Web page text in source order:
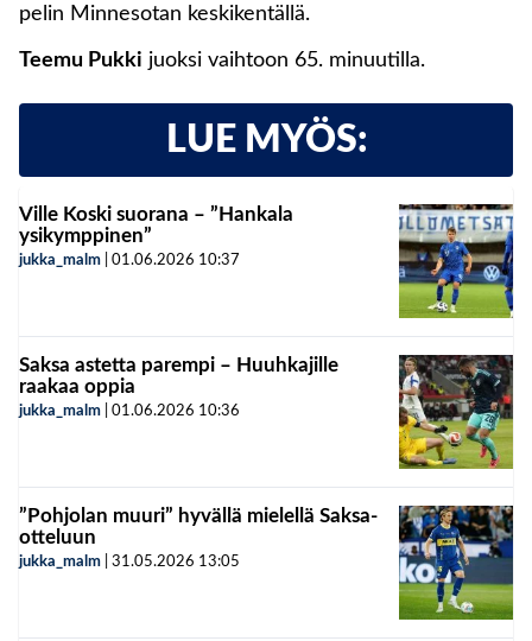
pelin Minnesotan keskikentällä.
Teemu Pukki juoksi vaihtoon 65. minuutilla.
LUE MYÖS:
Ville Koski suorana – ”Hankala
ysikymppinen”
jukka_malm 01.06.2026 10:37
Saksa astetta parempi – Huuhkajille
raakaa oppia
jukka_malm 01.06.2026 10:36
”Pohjolan muuri” hyvällä mielellä Saksa-
otteluun
jukka_malm 31.05.2026 13:05